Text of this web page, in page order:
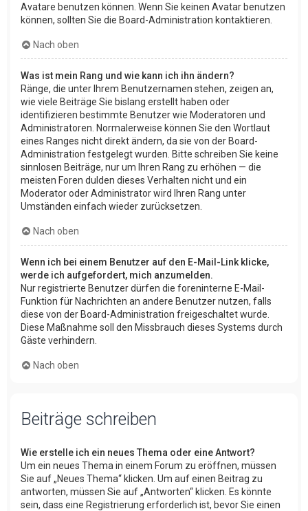
Avatare benutzen können. Wenn Sie keinen Avatar benutzen
können, sollten Sie die Board-Administration kontaktieren.
Nach oben
Was ist mein Rang und wie kann ich ihn ändern?
Ränge, die unter Ihrem Benutzernamen stehen, zeigen an,
wie viele Beiträge Sie bislang erstellt haben oder
identifizieren bestimmte Benutzer wie Moderatoren und
Administratoren. Normalerweise können Sie den Wortlaut
eines Ranges nicht direkt ändern, da sie von der Board-
Administration festgelegt wurden. Bitte schreiben Sie keine
sinnlosen Beiträge, nur um Ihren Rang zu erhöhen — die
meisten Foren dulden dieses Verhalten nicht und ein
Moderator oder Administrator wird Ihren Rang unter
Umständen einfach wieder zurücksetzen.
Nach oben
Wenn ich bei einem Benutzer auf den E-Mail-Link klicke,
werde ich aufgefordert, mich anzumelden.
Nur registrierte Benutzer dürfen die foreninterne E-Mail-
Funktion für Nachrichten an andere Benutzer nutzen, falls
diese von der Board-Administration freigeschaltet wurde.
Diese Maßnahme soll den Missbrauch dieses Systems durch
Gäste verhindern.
Nach oben
Beiträge schreiben
Wie erstelle ich ein neues Thema oder eine Antwort?
Um ein neues Thema in einem Forum zu eröffnen, müssen
Sie auf „Neues Thema“ klicken. Um auf einen Beitrag zu
antworten, müssen Sie auf „Antworten“ klicken. Es könnte
sein, dass eine Registrierung erforderlich ist, bevor Sie einen